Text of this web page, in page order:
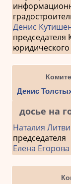
Денис
председателя
Денис
досье на
Наталия
председателя
Елена Егорова